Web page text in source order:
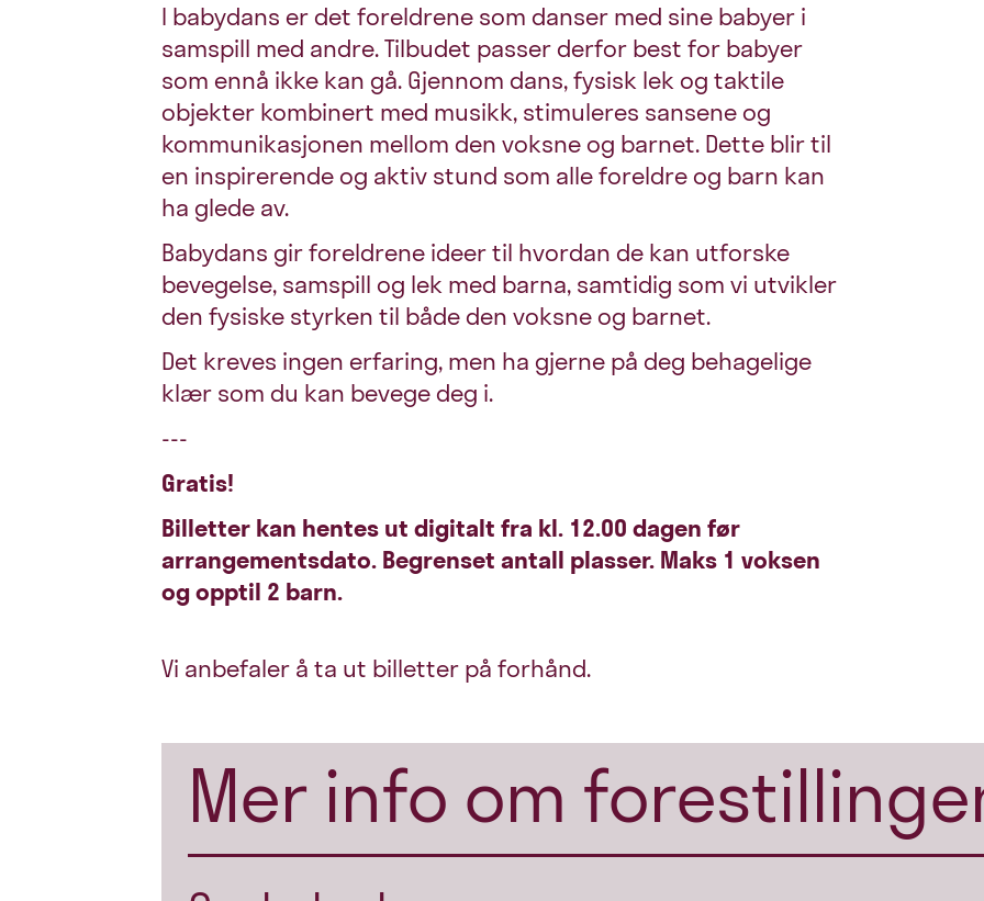
I babydans er det foreldrene som danser med sine babyer i
samspill med andre. Tilbudet passer derfor best for babyer
som ennå ikke kan gå. Gjennom dans, fysisk lek og taktile
objekter kombinert med musikk, stimuleres sansene og
kommunikasjonen mellom den voksne og barnet. Dette blir til
en inspirerende og aktiv stund som alle foreldre og barn kan
ha glede av.
Babydans gir foreldrene ideer til hvordan de kan utforske
bevegelse, samspill og lek med barna, samtidig som vi utvikler
den fysiske styrken til både den voksne og barnet.
Det kreves ingen erfaring, men ha gjerne på deg behagelige
klær som du kan bevege deg i.
---
Gratis!
Billetter kan hentes ut digitalt fra kl. 12.00 dagen før
arrangementsdato. Begrenset antall plasser. Maks 1 voksen
og opptil 2 barn.
Vi anbefaler å ta ut billetter på forhånd.
Mer info om